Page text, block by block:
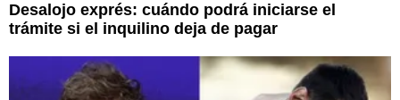
Desalojo exprés: cuándo podrá iniciarse el
trámite si el inquilino deja de pagar